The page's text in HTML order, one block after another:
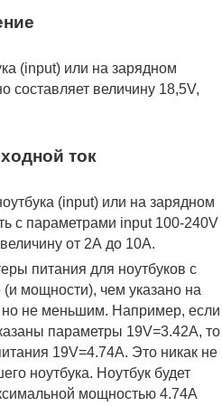
(input) или на зарядном
составляет величину 18,5V,
ток
(input) или на зарядном
с параметрами input 100-240V
от 2А до 10A.
питания для ноутбуков с
мощности), чем указано на
но не меньшим. Например, если
параметры 19V=3.42A, то
19V=4.74A. Это никак не
ноутбука. Ноутбук будет
мощностью 4.74А